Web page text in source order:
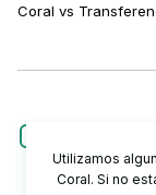
Coral vs
Utilizamos
Coral. Si no